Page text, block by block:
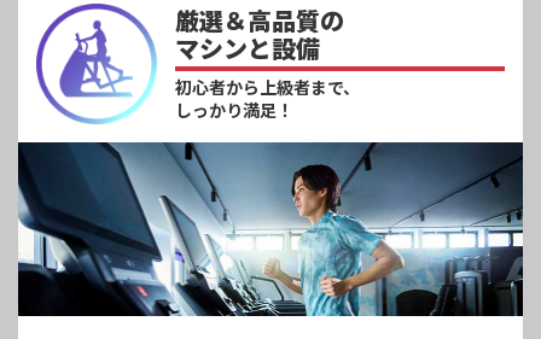
厳選＆高品質の
マシンと設備
初心者から上級者まで、
しっかり満足！